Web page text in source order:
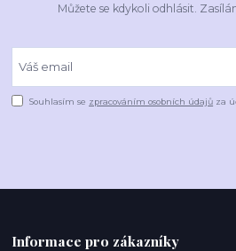
Můžete se kdykoli odhlásit.
Souhlasím se zpracováním osobních údajů za
Informace pro zákazníky